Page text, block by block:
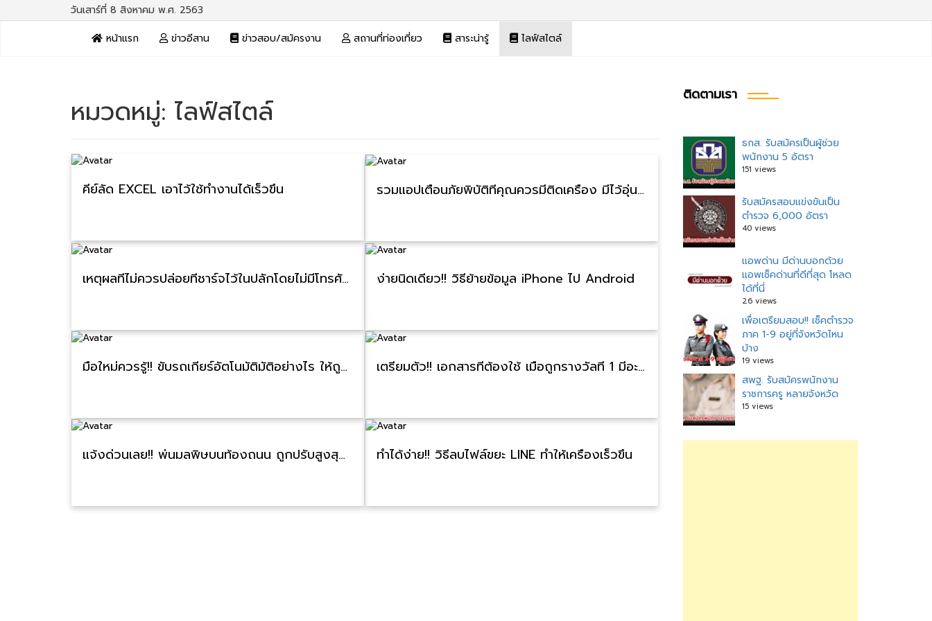
วันเสาร์ที่ 8 สิงหาคม พ.ศ. 2563
หน้าแรก
ข่าวอีสาน ข่าวสอบ/สมัครงาน สถานที่ท่องเที่ยว สาระน่ารู้ ไลฟ์สไตล์
หมวดหมู่: ไลฟ์สไตล์
คีย์ลัด EXCEL เอาไว้ใช้ทำงานได้เร็วขึ้น รวมแอปเตือนภัยพิบัติที่คุณควรมีติดเครื่อง มีไว้อุ่นใจเมื่อภัยมา
เหตุผลที่ไม่ควรปล่อยที่ชาร์จไว้ในปลั๊กโดยไม่มีโทรศัพท์ ง่ายนิดเดียว!! วิธีย้ายข้อมูล iPhone ไป Android
มือใหม่ควรรู้!! ขับรถเกียร์อัตโนมัติมัติอย่างไร ให้ถูกวิธี เตรียมตัว!! เอกสารที่ต้องใช้ เมื่อถูกรางวัลที่ 1 มีอะไรบ้าง
แจ้งด่วนเลย!! พ่นมลพิษบนท้องถนน ถูกปรับสูงสุด 5,000 บาท คนแจ้งได้ 50% ทำได้ง่าย!! วิธีลบไฟล์ขยะ LINE ทำให้เครื่องเร็วขึ้น
แนะแนว
เรื่อง
ติดตามเรา
ธกส. รับสมัครเป็นผู้ช่วย
พนักงาน 5 อัตรา
151 views
รับสมัครสอบแข่งขันเป็น
ตำรวจ 6,000 อัตรา
40 views
แอพด่าน มีด่านบอกด้วย
แอพเช็คด่านที่ดีที่สุด โหลด
ได้ที่นี่
26 views
เพื่อเตรียมสอบ!! เช็คตำรวจ
ภาค 1-9 อยู่ที่จังหวัดไหน
บ้าง
19 views
สพฐ. รับสมัครพนักงาน
ราชการครู หลายจังหวัด
15 views